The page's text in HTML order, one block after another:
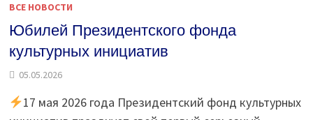
ВСЕ НОВОСТИ
Юбилей Президентского фонда
культурных инициатив
05.05.2026
17 мая 2026 года Президентский фонд культурных